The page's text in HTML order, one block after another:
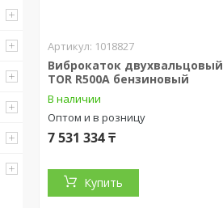
1018827
Виброкаток двухвальцовый
TOR R500A бензиновый
В наличии
Оптом и в розницу
7 531 334 ₸
Купить